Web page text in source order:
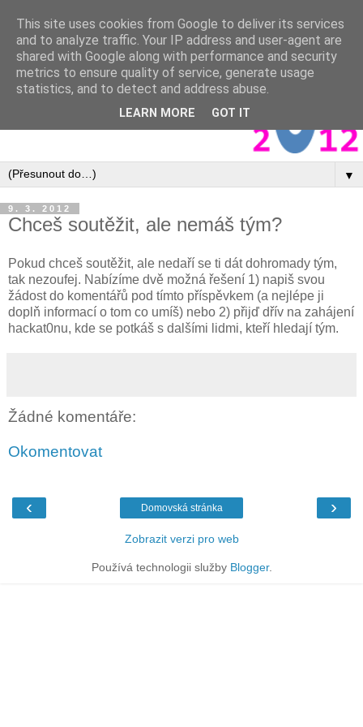
▼
9. 3. 2012
Chceš soutěžit, ale nemáš tým?
Pokud chceš soutěžit, ale nedaří se ti dát dohromady tým,
tak nezoufej. Nabízíme dvě možná řešení 1) napiš svou
žádost do komentářů pod tímto příspěvkem (a nejlépe ji
doplň informací o tom co umíš) nebo 2) přijď dřív na zahájení
hackat0nu, kde se potkáš s dalšími lidmi, kteří hledají tým.
Žádné komentáře:
Okomentovat
‹ ›
Domovská stránka
Zobrazit verzi pro web
Používá technologii služby Blogger.
This site uses cookies from Google to deliver its services
and to analyze traffic. Your IP address and user-agent are
shared with Google along with performance and security
metrics to ensure quality of service, generate usage
statistics, and to detect and address abuse.
LEARN MORE GOT IT